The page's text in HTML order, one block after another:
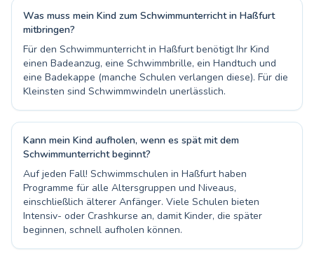
Was muss mein Kind zum Schwimmunterricht in Haßfurt
mitbringen?
Für den Schwimmunterricht in Haßfurt benötigt Ihr Kind
einen Badeanzug, eine Schwimmbrille, ein Handtuch und
eine Badekappe (manche Schulen verlangen diese). Für die
Kleinsten sind Schwimmwindeln unerlässlich.
Kann mein Kind aufholen, wenn es spät mit dem
Schwimmunterricht beginnt?
Auf jeden Fall! Schwimmschulen in Haßfurt haben
Programme für alle Altersgruppen und Niveaus,
einschließlich älterer Anfänger. Viele Schulen bieten
Intensiv- oder Crashkurse an, damit Kinder, die später
beginnen, schnell aufholen können.